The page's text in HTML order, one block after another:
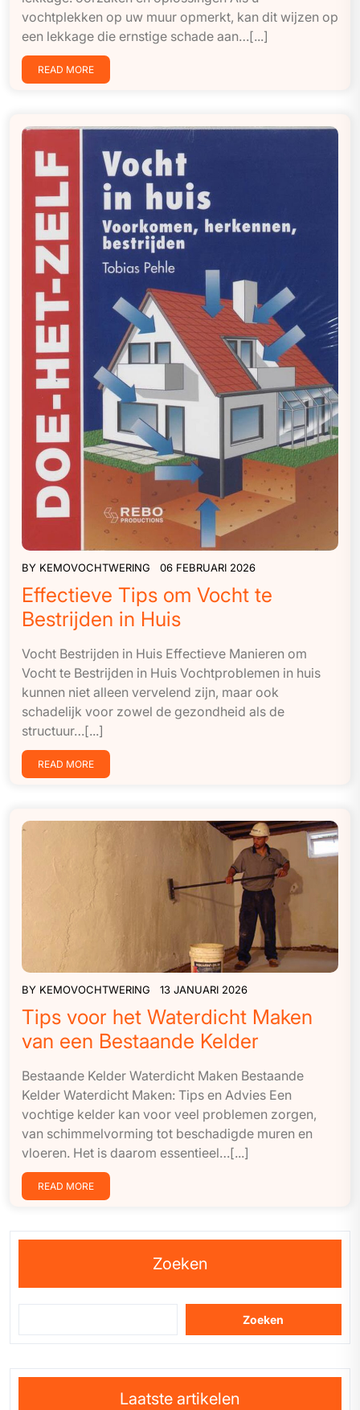
vochtplekken op uw muur opmerkt, kan dit wijzen op
een lekkage die ernstige schade aan…[...]
READ MORE
BY KEMOVOCHTWERING 06 FEBRUARI 2026
Effectieve Tips om Vocht te
Bestrijden in Huis
Vocht Bestrijden in Huis Effectieve Manieren om
Vocht te Bestrijden in Huis Vochtproblemen in huis
kunnen niet alleen vervelend zijn, maar ook
schadelijk voor zowel de gezondheid als de
structuur…[...]
READ MORE
BY KEMOVOCHTWERING 13 JANUARI 2026
Tips voor het Waterdicht Maken
van een Bestaande Kelder
Bestaande Kelder Waterdicht Maken Bestaande
Kelder Waterdicht Maken: Tips en Advies Een
vochtige kelder kan voor veel problemen zorgen,
van schimmelvorming tot beschadigde muren en
vloeren. Het is daarom essentieel…[...]
READ MORE
Zoeken
Zoeken
Laatste artikelen